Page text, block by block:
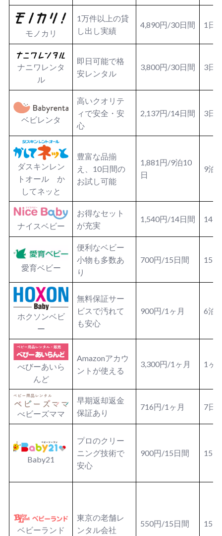
モノカリ
1万件以上の貸
し出し実績
4,890円/30日間 1日
ナニワレンタ
ル
即日可能で格
安レンタル
3,800円/30日間 3日
ベビレンタ
高いクオリテ
ィで安全・安
心
2,137円/14日間 3日
ダスキンレン
トオール か
してネッと
豊富な品揃
え、10日間の
お試し可能
1,881円/9泊10
日
9泊
ナイスベビー
お得なセット
が充実
1,540円/14日間 14
愛育ベビー
便利なベビー
小物も多数あ
り
700円/15日間 15
ホクソンベビ
ー
無料保証サー
ビスで汚れて
も安心
900円/1ヶ月 6泊
べびーあいら
んど
Amazonアカウ
ントが使える
3,300円/1ヶ月 1ヶ
べビーズママ
早期返却返金
保証あり
716円/1ヶ月 7日
Baby21
プロのクリー
ニング技術で
安心
900円/15日間 15
ベビーランド
東京の老舗レ
ンタル会社
550円/15日間 15